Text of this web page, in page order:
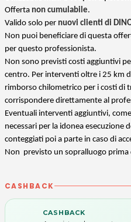
Offerta non cumulabile.
Valido solo per nuovi clienti di DINO
Non puoi beneficiare di questa
per questo professionista.
Non sono previsti costi aggiuntivi
centro. Per interventi oltre i 25 km
rimborso chilometrico per i costi di
corrispondere direttamente al
Eventuali interventi aggiuntivi,
necessari per la idonea esecuzione
conteggiati poi a parte in caso di
Non previsto un sopralluogo prima
CASHBACK
CASHBACK